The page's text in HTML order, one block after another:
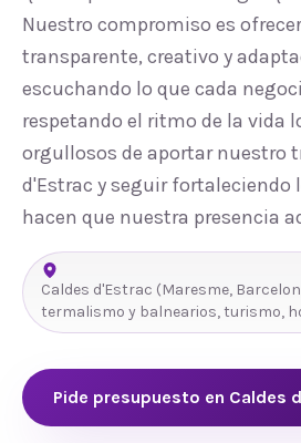
Nuestro compromiso es
transparente, creativo y
escuchando lo que cada
respetando el ritmo de la vida
orgullosos de aportar nuestro
d'Estrac y seguir fortaleciendo
hacen que nuestra presencia
Caldes d'Estrac (Maresme,
termalismo y balnearios, turismo,
Pide presupuesto en Caldes